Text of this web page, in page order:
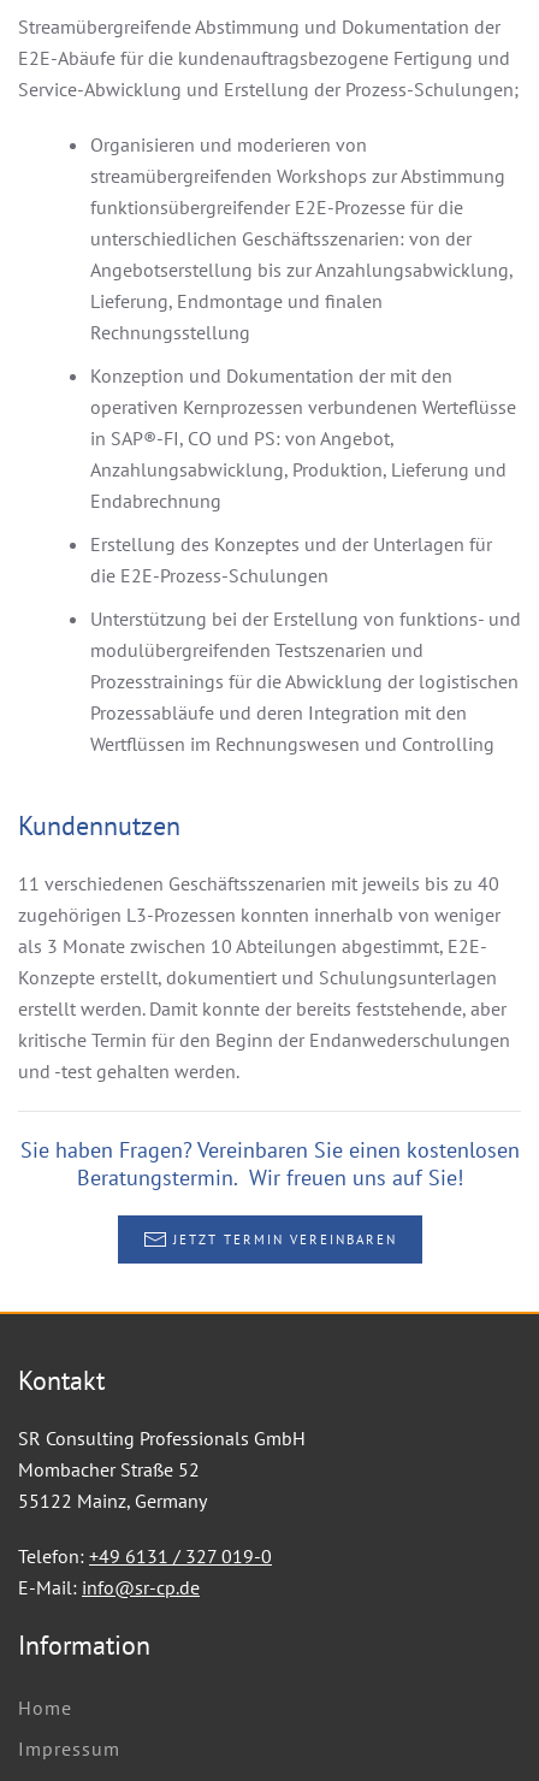
Streamübergreifende Abstimmung und Dokumentation der
E2E-Abäufe für die kundenauftragsbezogene Fertigung und
Service-Abwicklung und Erstellung der Prozess-Schulungen;
Organisieren und moderieren von
streamübergreifenden Workshops zur Abstimmung
funktionsübergreifender E2E-Prozesse für die
unterschiedlichen Geschäftsszenarien: von der
Angebotserstellung bis zur Anzahlungsabwicklung,
Lieferung, Endmontage und finalen
Rechnungsstellung
Konzeption und Dokumentation der mit den
operativen Kernprozessen verbundenen Werteflüsse
in SAP®-FI, CO und PS: von Angebot,
Anzahlungsabwicklung, Produktion, Lieferung und
Endabrechnung
Erstellung des Konzeptes und der Unterlagen für
die E2E-Prozess-Schulungen
Unterstützung bei der Erstellung von funktions- und
modulübergreifenden Testszenarien und
Prozesstrainings für die Abwicklung der logistischen
Prozessabläufe und deren Integration mit den
Wertflüssen im Rechnungswesen und Controlling
Kundennutzen
11 verschiedenen Geschäftsszenarien mit jeweils bis zu 40
zugehörigen L3-Prozessen konnten innerhalb von weniger
als 3 Monate zwischen 10 Abteilungen abgestimmt, E2E-
Konzepte erstellt, dokumentiert und Schulungsunterlagen
erstellt werden. Damit konnte der bereits feststehende, aber
kritische Termin für den Beginn der Endanwederschulungen
und -test gehalten werden.
Sie haben Fragen? Vereinbaren Sie einen kostenlosen
Beratungstermin. Wir freuen uns auf Sie!
JETZT TERMIN VEREINBAREN
Kontakt
SR Consulting Professionals GmbH
Mombacher Straße 52
55122 Mainz, Germany
Telefon: +49 6131 / 327 019-0
E-Mail: info@sr-cp.de
Information
Home
Impressum